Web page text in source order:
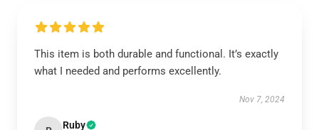
This item is both durable and functional. It’s exactly
what I needed and performs excellently.
Nov 7, 2024
Ruby